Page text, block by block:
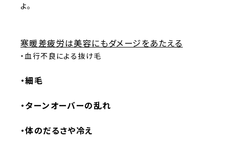
よ。
寒暖差疲労は美容にもダメージをあたえる
・血行不良による抜け毛
・細毛
・ターンオーバーの乱れ
・体のだるさや冷え